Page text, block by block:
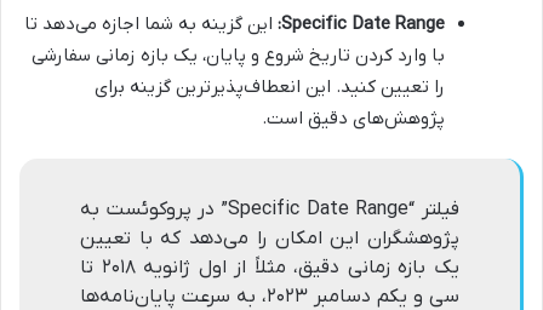
Specific Date Range: این گزینه به شما اجازه می‌دهد تا
با وارد کردن تاریخ شروع و پایان، یک بازه زمانی سفارشی
را تعیین کنید. این انعطاف‌پذیرترین گزینه برای
پژوهش‌های دقیق است.
فیلتر “Specific Date Range” در پروکوئست به
پژوهشگران این امکان را می‌دهد که با تعیین
یک بازه زمانی دقیق، مثلاً از اول ژانویه ۲۰۱۸ تا
سی و یکم دسامبر ۲۰۲۳، به سرعت پایان‌نامه‌ها